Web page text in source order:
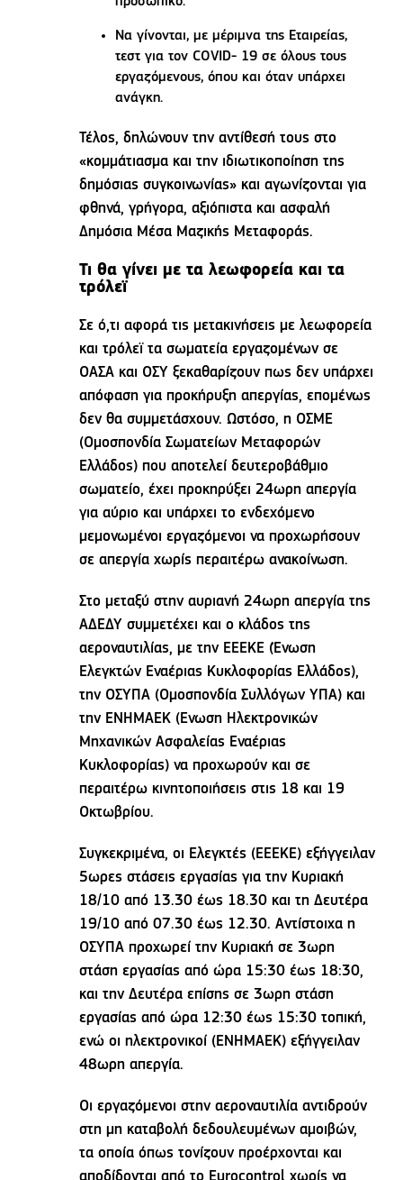
Να γίνονται, με μέριμνα της Εταιρείας,
τεστ για τον COVID- 19 σε όλους τους
εργαζόμενους, όπου και όταν υπάρχει
ανάγκη.
Τέλος, δηλώνουν την αντίθεσή τους στο
«κομμάτιασμα και την ιδιωτικοποίηση της
δημόσιας συγκοινωνίας» και αγωνίζονται για
φθηνά, γρήγορα, αξιόπιστα και ασφαλή
Δημόσια Μέσα Μαζικής Μεταφοράς.
Τι θα γίνει με τα λεωφορεία και τα
τρόλεϊ
Σε ό,τι αφορά τις μετακινήσεις με λεωφορεία
και τρόλεϊ τα σωματεία εργαζομένων σε
ΟΑΣΑ και ΟΣΥ ξεκαθαρίζουν πως δεν υπάρχει
απόφαση για προκήρυξη απεργίας, επομένως
δεν θα συμμετάσχουν. Ωστόσο, η ΟΣΜΕ
(Ομοσπονδία Σωματείων Μεταφορών
Ελλάδος) που αποτελεί δευτεροβάθμιο
σωματείο, έχει προκηρύξει 24ωρη απεργία
για αύριο και υπάρχει το ενδεχόμενο
μεμονωμένοι εργαζόμενοι να προχωρήσουν
σε απεργία χωρίς περαιτέρω ανακοίνωση.
Στο μεταξύ στην αυριανή 24ωρη απεργία της
ΑΔΕΔΥ συμμετέχει και ο κλάδος της
αεροναυτιλίας, με την ΕΕΕΚΕ (Ένωση
Ελεγκτών Εναέριας Κυκλοφορίας Ελλάδος),
την ΟΣΥΠΑ (Ομοσπονδία Συλλόγων ΥΠΑ) και
την ΕΝΗΜΑΕΚ (Ενωση Ηλεκτρονικών
Μηχανικών Ασφαλείας Εναέριας
Κυκλοφορίας) να προχωρούν και σε
περαιτέρω κινητοποιήσεις στις 18 και 19
Οκτωβρίου.
Συγκεκριμένα, οι Ελεγκτές (ΕΕΕΚΕ) εξήγγειλαν
5ωρες στάσεις εργασίας για την Κυριακή
18/10 από 13.30 έως 18.30 και τη Δευτέρα
19/10 από 07.30 έως 12.30. Αντίστοιχα η
ΟΣΥΠΑ προχωρεί την Κυριακή σε 3ωρη
στάση εργασίας από ώρα 15:30 έως 18:30,
και την Δευτέρα επίσης σε 3ωρη στάση
εργασίας από ώρα 12:30 έως 15:30 τοπική,
ενώ οι ηλεκτρονικοί (ΕΝΗΜΑΕΚ) εξήγγειλαν
48ωρη απεργία.
Οι εργαζόμενοι στην αεροναυτιλία αντιδρούν
στη μη καταβολή δεδουλευμένων αμοιβών,
τα οποία όπως τονίζουν προέρχονται και
αποδίδονται από το Eurocontrol χωρίς να